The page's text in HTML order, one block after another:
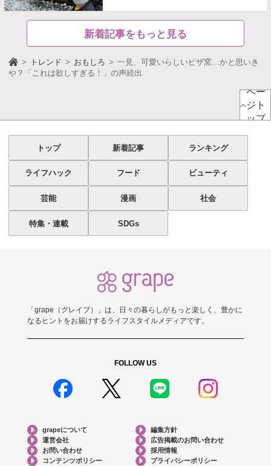
新着記事をもっと見る
トレンド おもしろ
一見、可愛いらしいピザ窯…かと思いき
や？「これは欲しすぎる！」の声続出
ペー
ジト
ップ
トップ 新着記事 ランキング
ライフハック フード ビューティ
芸能 漫画 社会
特集・連載 SDGs
「grape（グレイプ）」は、日々の暮らしがもっと楽しく、豊かに
なるヒントをお届けするライフスタイルメディアです。
FOLLOW US
grapeについて
編集方針
運営会社
広告掲載のお問い合わせ
お問い合わせ
採用情報
コンテンツポリシー
プライバシーポリシー